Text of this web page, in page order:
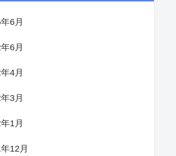
6月
6月
4月
3月
1月
12月